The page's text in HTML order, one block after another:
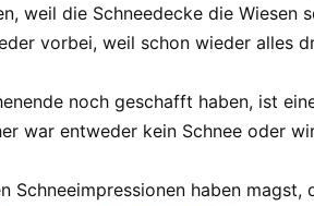
weil die Schneedecke die
vorbei, weil schon wieder alles
noch geschafft haben, ist
war entweder kein Schnee oder
Schneeimpressionen haben magst,